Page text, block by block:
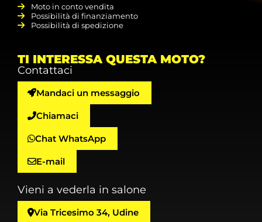
Moto in conto vendita
Possibilità di finanziamento
Possibilità di spedizione
TI INTERESSA QUESTA MOTO?
Contattaci
Mandaci un messaggio
Chiamaci
Chat WhatsApp
E-mail
Vieni a vederla in salone
Via Tricesimo 34, Udine